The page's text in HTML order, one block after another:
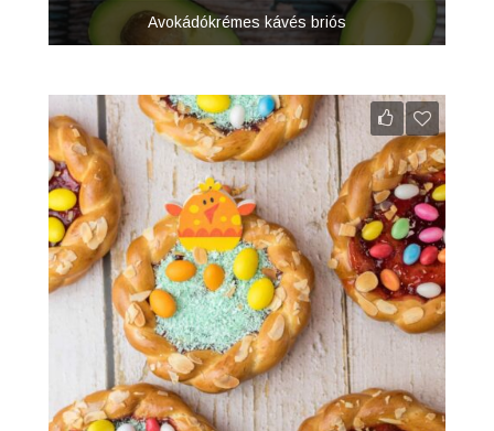
Avokádókrémes kávés briós